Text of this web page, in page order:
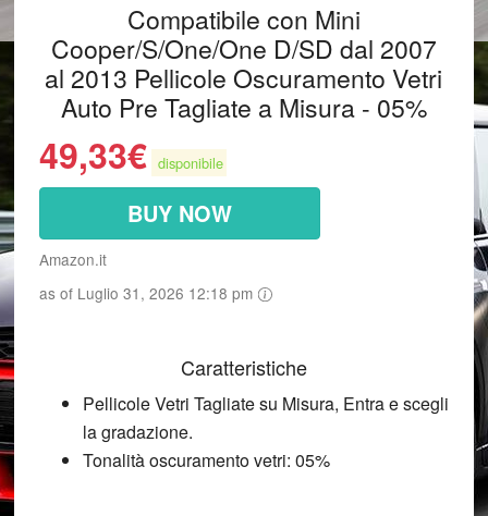
Compatibile con Mini
Cooper/S/One/One D/SD dal 2007
al 2013 Pellicole Oscuramento Vetri
Auto Pre Tagliate a Misura - 05%
49,33€ disponibile
BUY NOW
Amazon.it
as of Luglio 31, 2026 12:18 pm
Caratteristiche
Pellicole Vetri Tagliate su Misura, Entra e scegli
la gradazione.
Tonalità oscuramento vetri: 05%